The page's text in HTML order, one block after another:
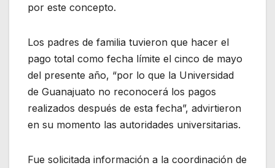
por este concepto.
Los padres de familia tuvieron que hacer el
pago total como fecha límite el cinco de mayo
del presente año, “por lo que la Universidad
de Guanajuato no reconocerá los pagos
realizados después de esta fecha”, advirtieron
en su momento las autoridades universitarias.
Fue solicitada información a la coordinación de